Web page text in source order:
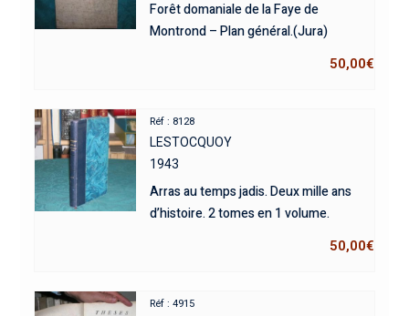
Forêt domaniale de la Faye de
Montrond – Plan général.(Jura)
50,00€
Réf : 8128
LESTOCQUOY
1943
Arras au temps jadis. Deux mille ans
d’histoire. 2 tomes en 1 volume.
50,00€
Réf : 4915